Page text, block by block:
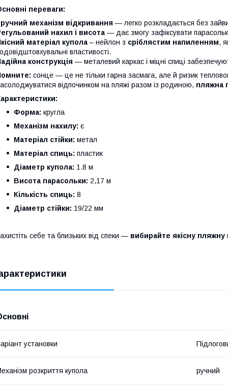
переваги:
механізм відкривання — легко розкладається без
нахил і висота — дає змогу зафіксувати
матеріал купола – нейлон з сріблястим напиленням,
властивості.
конструкція — металевий каркас і міцні спиці
сонце — це не тільки гарна засмага, але й ризик
відпочинком на пляжі разом із родиною, пляжна
Форма: кругла
Механізм нахилу: є
Матеріал стійки: метал
Матеріал спиць: пластик
Діаметр купола: 1.8 м
Висота парасольки: 2,17 м
Кількість спиць: 8
Діаметр стійки: 19/22 мм
себе та близьких від спеки — вибирайте якісну пляжну
установки
розкриття купола ручний